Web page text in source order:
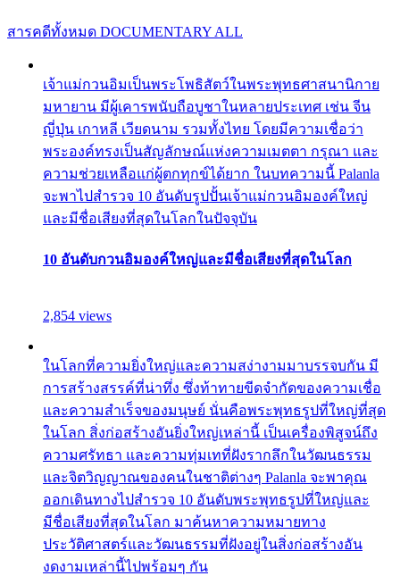
สารคดีทั้งหมด DOCUMENTARY ALL
เจ้าแม่กวนอิมเป็นพระโพธิสัตว์ในพระพุทธศาสนานิกาย
มหายาน มีผู้เคารพนับถือบูชาในหลายประเทศ เช่น จีน
ญี่ปุ่น เกาหลี เวียดนาม รวมทั้งไทย โดยมีความเชื่อว่า
พระองค์ทรงเป็นสัญลักษณ์แห่งความเมตตา กรุณา และ
ความช่วยเหลือแก่ผู้ตกทุกข์ได้ยาก ในบทความนี้ Palanla
จะพาไปสำรวจ 10 อันดับรูปปั้นเจ้าแม่กวนอิมองค์ใหญ่
และมีชื่อเสียงที่สุดในโลกในปัจจุบัน
10 อันดับกวนอิมองค์ใหญ่และมีชื่อเสียงที่สุดในโลก
2,854 views
ในโลกที่ความยิ่งใหญ่และความสง่างามมาบรรจบกัน มี
การสร้างสรรค์ที่น่าทึ่ง ซึ่งท้าทายขีดจำกัดของความเชื่อ
และความสำเร็จของมนุษย์ นั่นคือพระพุทธรูปที่ใหญ่ที่สุด
ในโลก สิ่งก่อสร้างอันยิ่งใหญ่เหล่านี้ เป็นเครื่องพิสูจน์ถึง
ความศรัทธา และความทุ่มเทที่ฝังรากลึกในวัฒนธรรม
และจิตวิญญาณของคนในชาติต่างๆ Palanla จะพาคุณ
ออกเดินทางไปสำรวจ 10 อันดับพระพุทธรูปที่ใหญ่และ
มีชื่อเสียงที่สุดในโลก มาค้นหาความหมายทาง
ประวัติศาสตร์และวัฒนธรรมที่ฝังอยู่ในสิ่งก่อสร้างอัน
งดงามเหล่านี้ไปพร้อมๆ กัน